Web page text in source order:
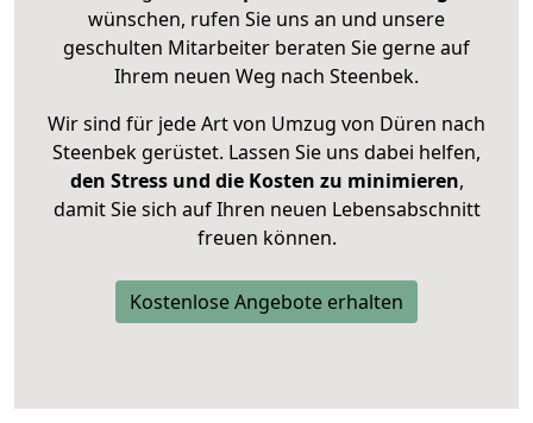
wünschen, rufen Sie uns an und unsere
geschulten Mitarbeiter beraten Sie gerne auf
Ihrem neuen Weg nach Steenbek.
Wir sind für jede Art von Umzug von Düren nach
Steenbek gerüstet. Lassen Sie uns dabei helfen,
den Stress und die Kosten zu minimieren,
damit Sie sich auf Ihren neuen Lebensabschnitt
freuen können.
Kostenlose Angebote erhalten